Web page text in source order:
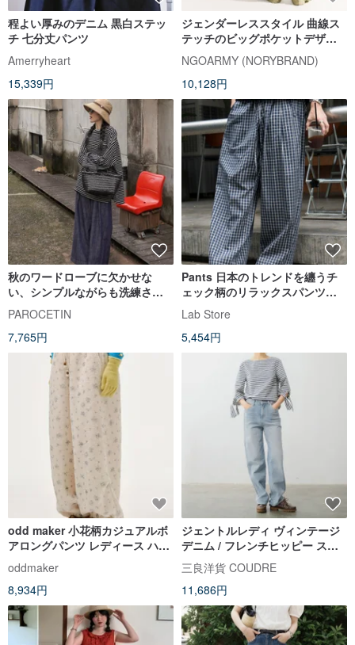
程よい厚みのデニム 黒白ステッ
チ 七分丈パンツ
Amerryheart
15,339円
ジェンダーレススタイル 曲線ス
テッチのビッグポケットデザイ
ン 軽量機能性トレッキングパン
ツ スポーツカジュアルパンツ
NGOARMY (NORYBRAND)
10,128円
秋のワードローブに欠かせな
い、シンプルながらも洗練され
たヴィンテージ感漂うデニム。
どんなスタイルにも合わせやす
く、着こなしの幅を広げる一本
です。色落ちしにくい特殊加工
を施した、長く愛用できる九分
丈パンツ。
PAROCETIN
7,765円
Pants 日本のトレンドを纏うチ
ェック柄のリラックスパンツ。
プリーツデザインで快適さと通
気性を追求したストレートロン
グパンツ。Cityboy スタイル
Lab Store
5,454円
odd maker 小花柄カジュアルボ
アロングパンツ レディース ハイ
ウエスト ゆったり ストレートパ
ンツ
oddmaker
8,934円
ジェントルレディ ヴィンテージ
デニム / フレンチヒッピー スリ
ムストレートジーンズ / ウォッシ
ュ加工リラックスフィット
三良洋貨 COUDRE
11,686円